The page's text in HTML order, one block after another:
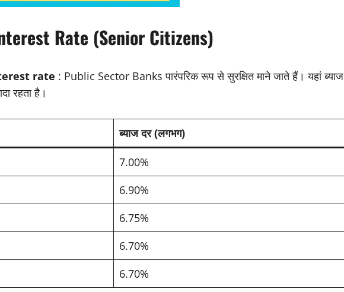
Rate (Senior Citizens)
rate : Public Sector Banks पारंपरिक रूप से सुरक्षित माने जाते हैं। यहां ब्याज
रहता है।
ब्याज दर (लगभग)
7.00%
6.90%
6.75%
6.70%
6.70%